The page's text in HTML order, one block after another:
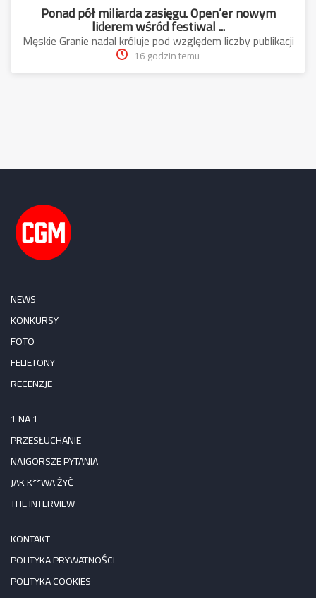
Ponad pół miliarda zasięgu. Open’er nowym
liderem wśród festiwal ...
Męskie Granie nadal króluje pod względem liczby publikacji
16 godzin temu
NEWS
KONKURSY
FOTO
FELIETONY
RECENZJE
1 NA 1
PRZESŁUCHANIE
NAJGORSZE PYTANIA
JAK K**WA ŻYĆ
THE INTERVIEW
KONTAKT
POLITYKA PRYWATNOŚCI
POLITYKA COOKIES